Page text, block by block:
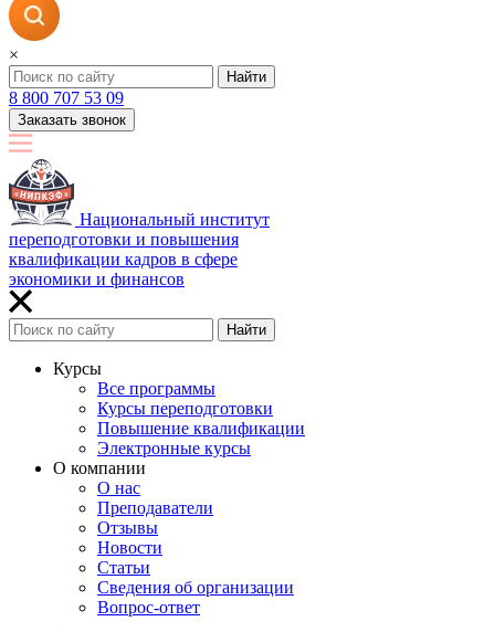
×
Найти
8 800 707 53 09
Заказать звонок
Национальный институт
переподготовки и повышения
квалификации кадров в сфере
экономики и финансов
Найти
Курсы
Все программы
Курсы переподготовки
Повышение квалификации
Электронные курсы
О компании
О нас
Преподаватели
Отзывы
Новости
Статьи
Сведения об организации
Вопрос-ответ